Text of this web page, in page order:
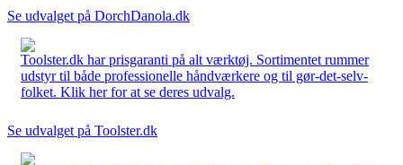
Se udvalget på DorchDanola.dk
Toolster.dk har prisgaranti på alt værktøj. Sortimentet rummer
udstyr til både professionelle håndværkere og til gør-det-selv-
folket. Klik her for at se deres udvalg.
Se udvalget på Toolster.dk